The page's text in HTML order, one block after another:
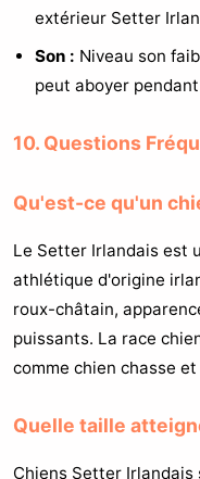
extérieur Setter
Son : Niveau son
peut aboyer
10. Questions
Qu'est-ce qu'un
Le Setter Irlandais est
athlétique d'origine
roux-châtain,
puissants. La race
comme chien chasse
Quelle taille
Chiens Setter